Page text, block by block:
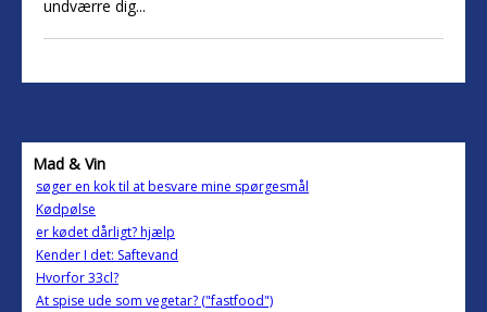
undværre dig...
Mad & Vin
søger en kok til at besvare mine spørgesmål
Kødpølse
er kødet dårligt? hjælp
Kender I det: Saftevand
Hvorfor 33cl?
At spise ude som vegetar? ("fastfood")